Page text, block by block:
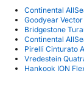
Continental
Goodyear
Bridgestone
Continental
Pirelli Cinturato
Vredestein
Hankook ION